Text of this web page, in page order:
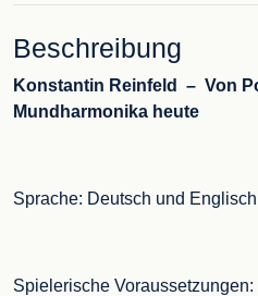
Beschreibung
Konstantin Reinfeld – Von
Mundharmonika heute
Sprache: Deutsch und Englisch
Spielerische